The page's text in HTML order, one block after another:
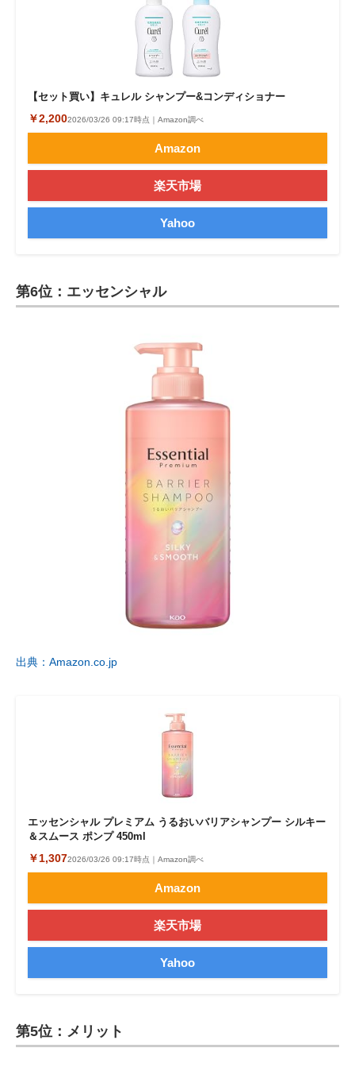
【セット買い】キュレル シャンプー&コンディショナー
￥2,2002026/03/26 09:17時点｜Amazon調べ
Amazon
楽天市場
Yahoo
第6位：エッセンシャル
出典：Amazon.co.jp
エッセンシャル プレミアム うるおいバリアシャンプー シルキー
＆スムース ポンプ 450ml
￥1,3072026/03/26 09:17時点｜Amazon調べ
Amazon
楽天市場
Yahoo
第5位：メリット